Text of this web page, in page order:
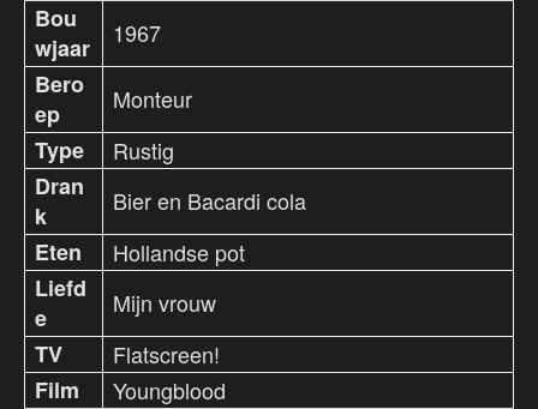
Bou
wjaar
1967
Bero
ep
Monteur
Type
Rustig
Dran
k
Bier en Bacardi cola
Eten
Hollandse pot
Liefd
e
Mijn vrouw
TV
Flatscreen!
Film
Youngblood